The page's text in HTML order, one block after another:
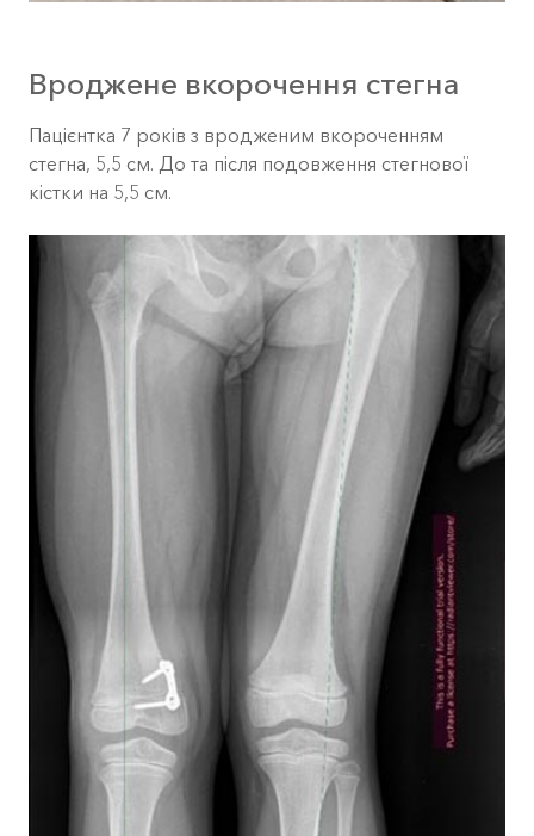
Вроджене вкорочення стегна
Пацієнтка 7 років з вродженим вкороченням
стегна, 5,5 см. До та після подовження стегнової
кістки на 5,5 см.